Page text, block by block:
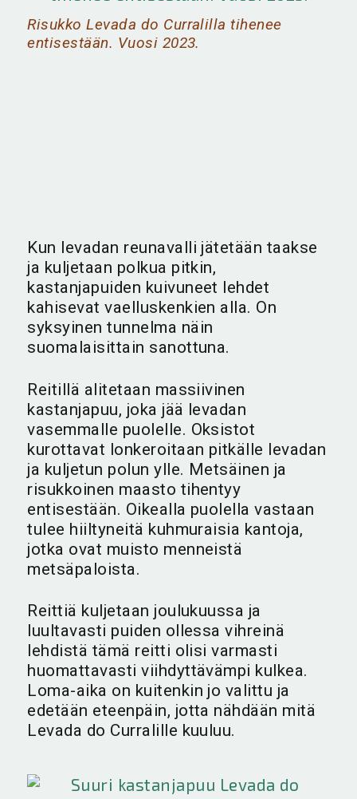
Risukko Levada do Curralilla tihenee
entisestään. Vuosi 2023.
Kun levadan reunavalli jätetään taakse
ja kuljetaan polkua pitkin,
kastanjapuiden kuivuneet lehdet
kahisevat vaelluskenkien alla. On
syksyinen tunnelma näin
suomalaisittain sanottuna.
Reitillä alitetaan massiivinen
kastanjapuu, joka jää levadan
vasemmalle puolelle. Oksistot
kurottavat lonkeroitaan pitkälle levadan
ja kuljetun polun ylle. Metsäinen ja
risukkoinen maasto tihentyy
entisestään. Oikealla puolella vastaan
tulee hiiltyneitä kuhmuraisia kantoja,
jotka ovat muisto menneistä
metsäpaloista.
Reittiä kuljetaan joulukuussa ja
luultavasti puiden ollessa vihreinä
lehdistä tämä reitti olisi varmasti
huomattavasti viihdyttävämpi kulkea.
Loma-aika on kuitenkin jo valittu ja
edetään eteenpäin, jotta nähdään mitä
Levada do Curralille kuuluu.